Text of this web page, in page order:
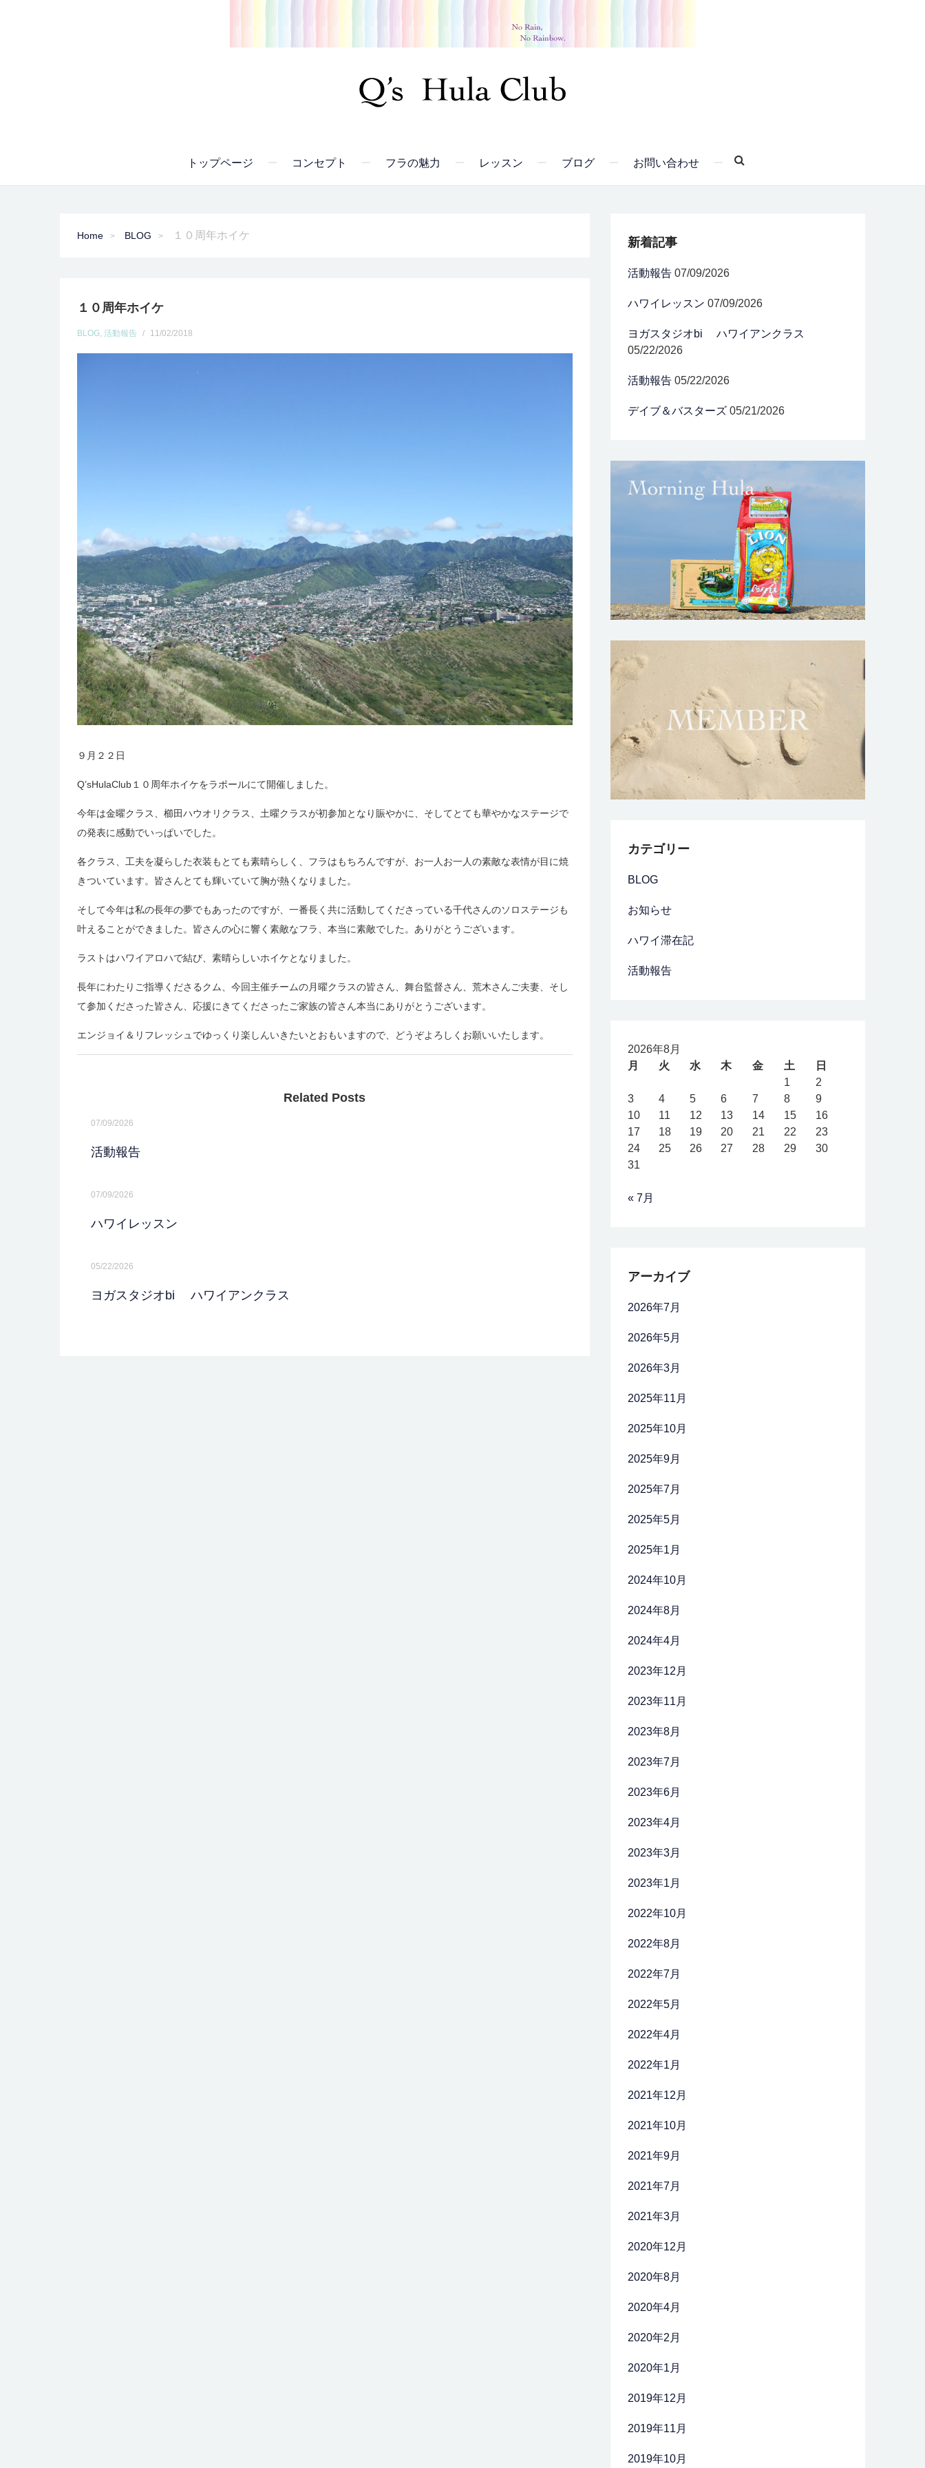
トップページ コンセプト フラの魅力 レッスン ブログ お問い合わせ
Home BLOG １０周年ホイケ
１０周年ホイケ
BLOG, 活動報告 / 11/02/2018
９月２２日
Q’sHulaClub１０周年ホイケをラポールにて開催しました。
今年は金曜クラス、櫛田ハウオリクラス、土曜クラスが初参加となり賑やかに、そしてとても華やかなステージで
の発表に感動でいっぱいでした。
各クラス、工夫を凝らした衣装もとても素晴らしく、フラはもちろんですが、お一人お一人の素敵な表情が目に焼
きついています。皆さんとても輝いていて胸が熱くなりました。
そして今年は私の長年の夢でもあったのですが、一番長く共に活動してくださっている千代さんのソロステージも
叶えることができました。皆さんの心に響く素敵なフラ、本当に素敵でした。ありがとうございます。
ラストはハワイアロハで結び、素晴らしいホイケとなりました。
長年にわたりご指導くださるクム、今回主催チームの月曜クラスの皆さん、舞台監督さん、荒木さんご夫妻、そし
て参加くださった皆さん、応援にきてくださったご家族の皆さん本当にありがとうございます。
エンジョイ＆リフレッシュでゆっくり楽しんいきたいとおもいますので、どうぞよろしくお願いいたします。
Related Posts
07/09/2026
活動報告
07/09/2026
ハワイレッスン
05/22/2026
ヨガスタジオbi ハワイアンクラス
新着記事
活動報告 07/09/2026
ハワイレッスン 07/09/2026
ヨガスタジオbi ハワイアンクラス
05/22/2026
活動報告 05/22/2026
デイブ＆バスターズ 05/21/2026
カテゴリー
BLOG
お知らせ
ハワイ滞在記
活動報告
2026年8月
月
火 水 木 金 土
日
1
2
3
4 5 6 7 8
9
10
11 12 13 14 15
16
17
18 19 20 21 22
23
24
25 26 27 28 29
30
31
« 7月
アーカイブ
2026年7月
2026年5月
2026年3月
2025年11月
2025年10月
2025年9月
2025年7月
2025年5月
2025年1月
2024年10月
2024年8月
2024年4月
2023年12月
2023年11月
2023年8月
2023年7月
2023年6月
2023年4月
2023年3月
2023年1月
2022年10月
2022年8月
2022年7月
2022年5月
2022年4月
2022年1月
2021年12月
2021年10月
2021年9月
2021年7月
2021年3月
2020年12月
2020年8月
2020年4月
2020年2月
2020年1月
2019年12月
2019年11月
2019年10月